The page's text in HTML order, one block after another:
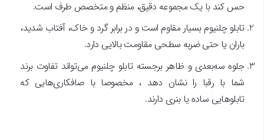
حس کند با یک مجموعه دقیق، منظم و متخصص طرف است.
تابلو چلنیوم بسیار مقاوم است و در برابر گرد و خاک، آفتاب شدید،
باران یا حتی ضربه سطحی مقاومت بالایی دارد.
جلوه سه‌بعدی و ظاهر برجسته تابلو چلنیوم می‌تواند تفاوت برند
شما با رقبا را نشان دهد ، مخصوصا با صافکاری‌هایی که
تابلوهایی ساده یا بنری دارند.